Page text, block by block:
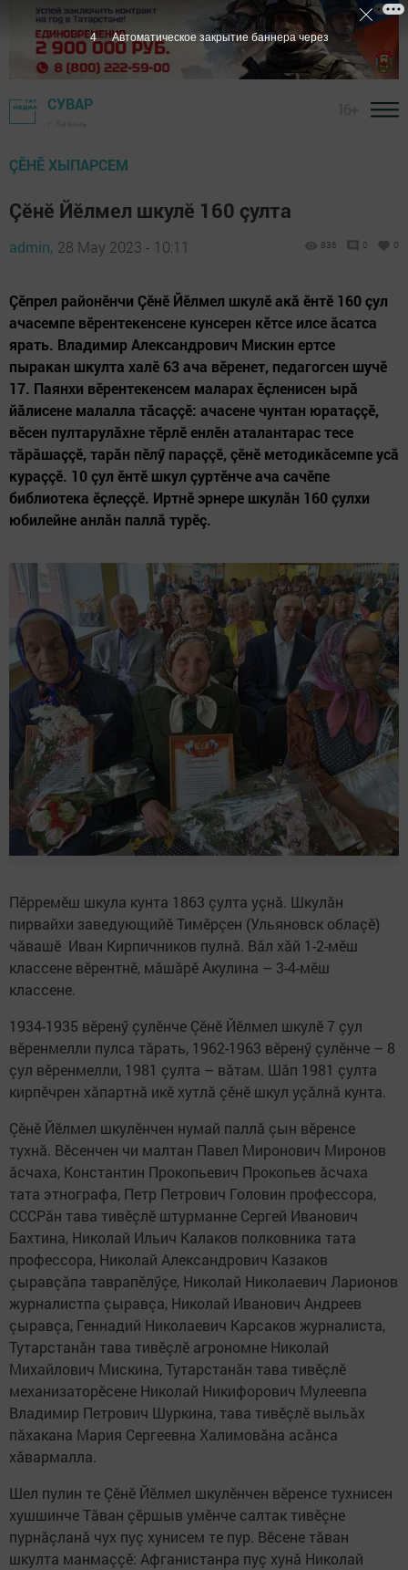
СУВАР
ÇӖНӖ ХЫПАРСЕМ
Çӗнӗ Йӗлмел шкулӗ 160 çулта
admin, 28 May 2023 - 10:11 836 0 0
Çӗпрел районӗнчи Çӗнӗ Йӗлмел шкулӗ акă ӗнтӗ 160 çул
ачасемпе вӗрентекенсене кунсерен кӗтсе илсе ăсатса
ярать. Владимир Александрович Мискин ертсе
пыракан шкулта халӗ 63 ача вӗренет, педагогсен шучӗ
17. Паянхи вӗрентекенсем маларах ӗçленисен ырă
йăлисене малалла тăсаççӗ: ачасене чунтан юратаççӗ,
вӗсен пултарулăхне тӗрлӗ енлӗн аталантарас тесе
тăрăшаççӗ, тарăн пӗлӳ параççӗ, çӗнӗ методикăсемпе усă
кураççӗ. 10 çул ӗнтӗ шкул çуртӗнче ача сачӗпе
библиотека ӗçлеççӗ. Иртнӗ эрнере шкулăн 160 çулхи
юбилейне анлăн паллă турӗç.
Пӗрремӗш шкула кунта 1863 çулта уçнă. Шкулăн
пирвайхи заведующийӗ Тимӗрçен (Ульяновск облаçӗ)
чăвашӗ Иван Кирпичников пулнă. Вăл хăй 1-2-мӗш
классене вӗрентнӗ, мăшăрӗ Акулина – 3-4-мӗш
классене.
1934-1935 вӗренӳ çулӗнче Çӗнӗ Йӗлмел шкулӗ 7 çул
вӗренмелли пулса тăрать, 1962-1963 вӗренӳ çулӗнче – 8
çул вӗренмелли, 1981 çулта – вăтам. Шăп 1981 çулта
кирпӗчрен хăпартнă икӗ хутлă çӗнӗ шкул уçăлнă кунта.
Çӗнӗ Йӗлмел шкулӗнчен нумай паллă çын вӗренсе
тухнă. Вӗсенчен чи малтан Павел Миронович Миронов
ăсчаха, Константин Прокопьевич Прокопьев ăсчаха
тата этнографа, Петр Петрович Головин профессора,
СССРăн тава тивӗçлӗ штурманне Сергей Иванович
Бахтина, Николай Ильич Калаков полковника тата
профессора, Николай Александрович Казаков
çыравçăпа таврапӗлӳçе, Николай Николаевич Ларионов
журналистпа çыравçа, Николай Иванович Андреев
çыравçа, Геннадий Николаевич Карсаков журналиста,
Тутарстанăн тава тивӗçлӗ агрономне Николай
Михайлович Мискина, Тутарстанăн тава тивӗçлӗ
механизаторӗсене Николай Никифорович Мулеевпа
Владимир Петрович Шуркина, тава тивӗçлӗ выльăх
пăхакана Мария Сергеевна Халимовăна асăнса
хăвармалла.
Шел пулин те Çӗнӗ Йӗлмел шкулӗнчен вӗренсе тухнисен
хушшинче Тăван çӗршыв умӗнче салтак тивӗçне
пурнăçланă чух пуç хунисем те пур. Вӗсене тăван
шкулта манмаççӗ: Афганистанра пуç хунă Николай
3 Автоматическое закрытие баннера через